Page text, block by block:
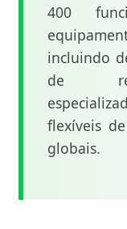
400
incluindo
de
flexíveis de
globais.